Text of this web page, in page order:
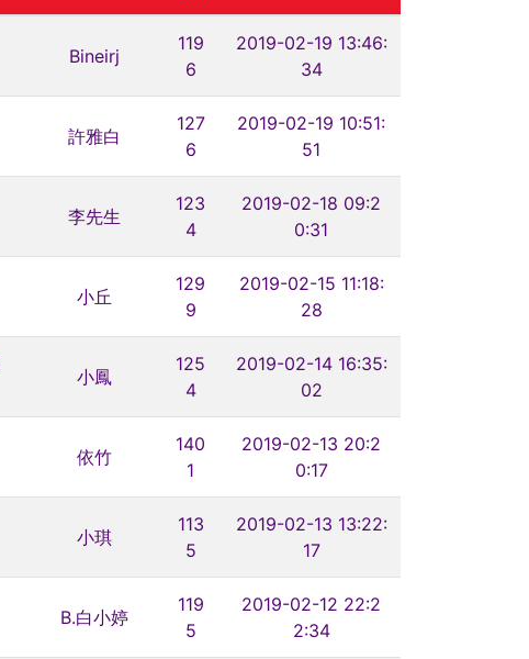
Bineirj
119
6
2019-02-19 13:46:
34
許雅白
127
6
2019-02-19 10:51:
51
李先生
123
4
2019-02-18 09:2
0:31
小丘
129
9
2019-02-15 11:18:
28
小鳳
125
4
2019-02-14 16:35:
02
依竹
140
1
2019-02-13 20:2
0:17
小琪
113
5
2019-02-13 13:22:
17
B.白小婷
119
5
2019-02-12 22:2
2:34